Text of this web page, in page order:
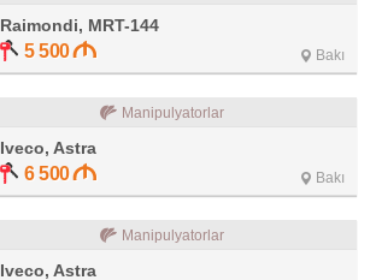
Raimondi, MRT-144
5 500 Bakı
Manipulyatorlar
Iveco, Astra
6 500 Bakı
Manipulyatorlar
Iveco, Astra